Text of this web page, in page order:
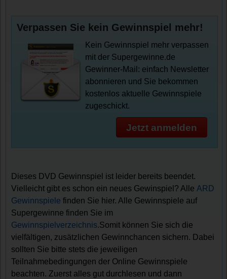
Verpassen Sie kein Gewinnspiel mehr!
Kein Gewinnspiel mehr verpassen
mit der Supergewinne.de
Gewinner-Mail: einfach Newsletter
abonnieren und Sie bekommen
kostenlos aktuelle Gewinnspiele
zugeschickt.
Jetzt anmelden
Dieses DVD Gewinnspiel ist leider bereits beendet.
Vielleicht gibt es schon ein neues Gewinspiel? Alle ARD
Gewinnspiele finden Sie hier. Alle Gewinnspiele auf
Supergewinne finden Sie im
Gewinnspielverzeichnis.Somit können Sie sich die
vielfältigen, zusätzlichen Gewinnchancen sichern. Dabei
sollten Sie bitte stets die jeweiligen
Teilnahmebedingungen der Online Gewinnspiele
beachten. Zuerst alles gut durchlesen und dann